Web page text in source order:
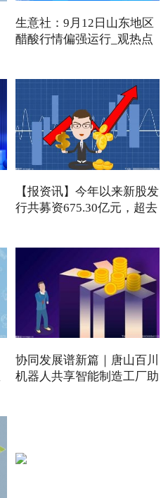
生意社：9月12日山东地区
醋酸行情偏强运行_观热点
【报资讯】今年以来新股发
行共募资675.30亿元，超去
协同发展谱新篇｜唐山百川
机器人共享智能制造工厂助